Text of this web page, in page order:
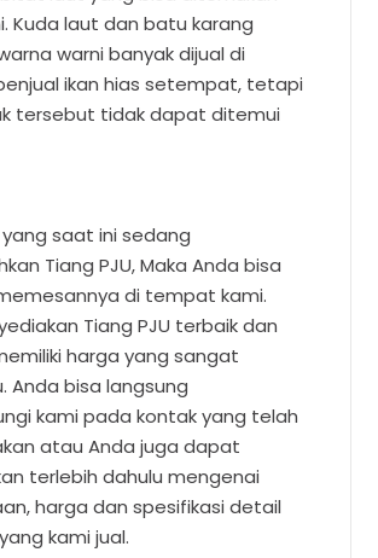
Kuda laut dan batu karang
warni banyak dijual di
ikan hias setempat, tetapi
tersebut tidak dapat ditemui
saat ini sedang
Tiang PJU, Maka Anda bisa
di tempat kami.
Tiang PJU terbaik dan
harga yang sangat
Anda bisa langsung
kami pada kontak yang telah
atau Anda juga dapat
terlebih dahulu mengenai
harga dan spesifikasi detail
kami jual.